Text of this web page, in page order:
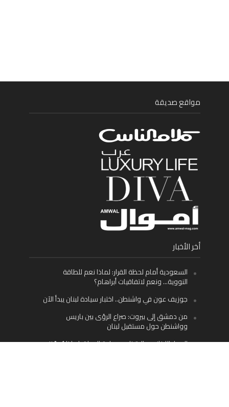
مواقع صديقة
أخر الأخبار
السعودية أمام لحظة القرار: لماذا نعم للطاقة
النووية… ونعم لاتفاقيات أبراهام؟
جوزيف عون في واشنطن.. اختبار سيادة لبنان يبدأ الآن
من دمشق إلى بيروت: صراع الرؤى بين باريس
وواشنطن حول مستقبل لبنان
اليسار اللبناني «اليقظ» وسيادة الدولة: لماذا يُعدّ نزع